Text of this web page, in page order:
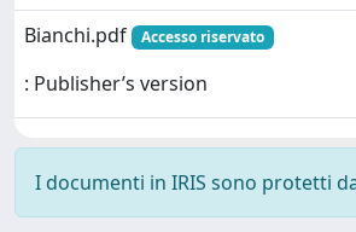
Bianchi.pdf
Accesso riservato
: Publisher’s version
I documenti in IRIS sono protetti